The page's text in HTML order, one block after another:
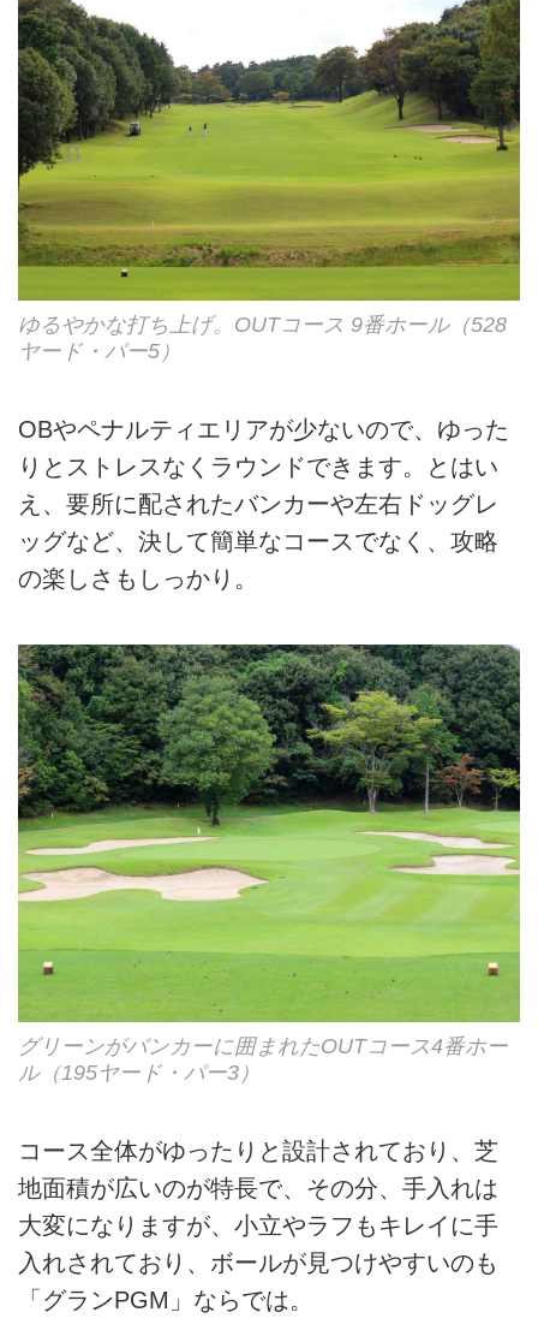
ゆるやかな打ち上げ。OUTコース 9番ホール（528
ヤード・パー5）
OBやペナルティエリアが少ないので、ゆった
りとストレスなくラウンドできます。とはい
え、要所に配されたバンカーや左右ドッグレ
ッグなど、決して簡単なコースでなく、攻略
の楽しさもしっかり。
グリーンがバンカーに囲まれたOUTコース4番ホー
ル（195ヤード・パー3）
コース全体がゆったりと設計されており、芝
地面積が広いのが特長で、その分、手入れは
大変になりますが、小立やラフもキレイに手
入れされており、ボールが見つけやすいのも
「グランPGM」ならでは。